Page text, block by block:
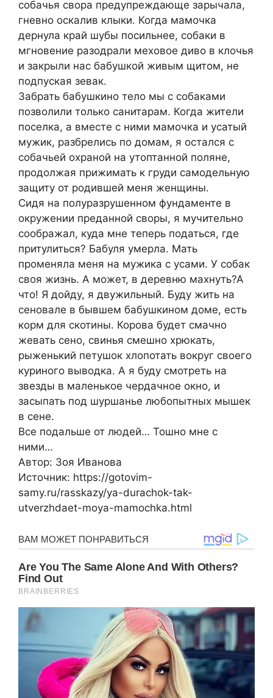
собачья свора предупреждающе зарычала,
гневно оскалив клыки. Когда мамочка
дернула край шубы посильнее, собаки в
мгновение разодрали меховое диво в клочья
и закрыли нас бабушкой живым щитом, не
подпуская зевак.
Забрать бабушкино тело мы с собаками
позволили только санитарам. Когда жители
поселка, а вместе с ними мамочка и усатый
мужик, разбрелись по домам, я остался с
собачьей охраной на утоптанной поляне,
продолжая прижимать к груди самодельную
защиту от родившей меня женщины.
Сидя на полуразрушенном фундаменте в
окружении преданной своры, я мучительно
соображал, куда мне теперь податься, где
притулиться? Бабуля умерла. Мать
променяла меня на мужика с усами. У собак
своя жизнь. А может, в деревню махнуть?А
что! Я дойду, я двужильный. Буду жить на
сеновале в бывшем бабушкином доме, есть
корм для скотины. Корова будет смачно
жевать сено, свинья смешно хрюкать,
рыженький петушок хлопотать вокруг своего
куриного выводка. А я буду смотреть на
звезды в маленькое чердачное окно, и
засыпать под шуршанье любопытных мышек
в сене.
Все подальше от людей… Тошно мне с
ними…
Автор: Зоя Иванова
Источник: https://gotovim-
samy.ru/rasskazy/ya-durachok-tak-
utverzhdaet-moya-mamochka.html